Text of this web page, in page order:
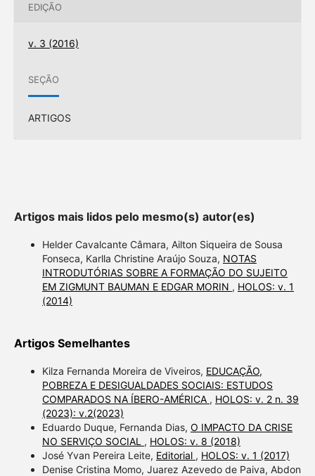
EDIÇÃO
v. 3 (2016)
SEÇÃO
ARTIGOS
Artigos mais lidos pelo mesmo(s) autor(es)
Helder Cavalcante Câmara, Ailton Siqueira de Sousa
Fonseca, Karlla Christine Araújo Souza, NOTAS
INTRODUTÓRIAS SOBRE A FORMAÇÃO DO SUJEITO
EM ZIGMUNT BAUMAN E EDGAR MORIN , HOLOS: v. 1
(2014)
Artigos Semelhantes
Kilza Fernanda Moreira de Viveiros, EDUCAÇÃO,
POBREZA E DESIGUALDADES SOCIAIS: ESTUDOS
COMPARADOS NA ÍBERO-AMÉRICA , HOLOS: v. 2 n. 39
(2023): v.2(2023)
Eduardo Duque, Fernanda Dias, O IMPACTO DA CRISE
NO SERVIÇO SOCIAL , HOLOS: v. 8 (2018)
José Yvan Pereira Leite, Editorial , HOLOS: v. 1 (2017)
Denise Cristina Momo, Juarez Azevedo de Paiva, Abdon